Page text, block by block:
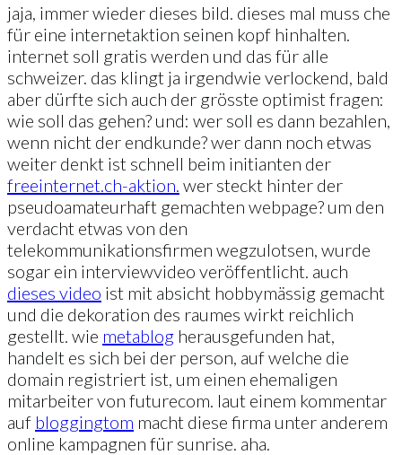
jaja, immer wieder dieses bild. dieses mal muss che
für eine internetaktion seinen kopf hinhalten.
internet soll gratis werden und das für alle
schweizer. das klingt ja irgendwie verlockend, bald
aber dürfte sich auch der grösste optimist fragen:
wie soll das gehen? und: wer soll es dann bezahlen,
wenn nicht der endkunde? wer dann noch etwas
weiter denkt ist schnell beim initianten der
freeinternet.ch-aktion. wer steckt hinter der
pseudoamateurhaft gemachten webpage? um den
verdacht etwas von den
telekommunikationsfirmen wegzulotsen, wurde
sogar ein interviewvideo veröffentlicht. auch
dieses video ist mit absicht hobbymässig gemacht
und die dekoration des raumes wirkt reichlich
gestellt. wie metablog herausgefunden hat,
handelt es sich bei der person, auf welche die
domain registriert ist, um einen ehemaligen
mitarbeiter von futurecom. laut einem kommentar
auf bloggingtom macht diese firma unter anderem
online kampagnen für sunrise. aha.